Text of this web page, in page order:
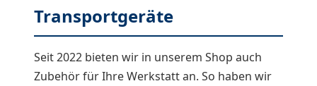
Transportgeräte
Seit 2022 bieten wir in unserem Shop auch
Zubehör für Ihre Werkstatt an. So haben wir